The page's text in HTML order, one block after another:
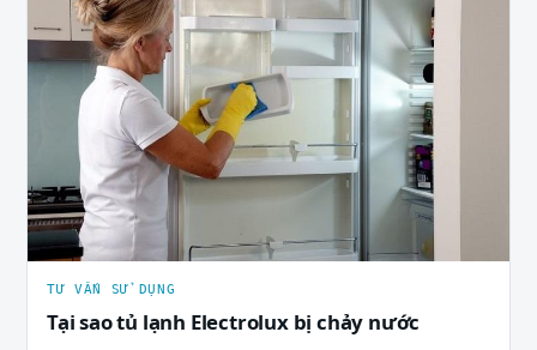
TƯ VẤN SỬ DỤNG
Tại sao tủ lạnh Electrolux bị chảy nước